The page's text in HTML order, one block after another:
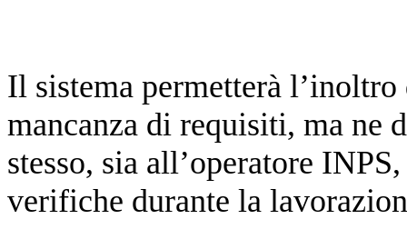
Il sistema permetterà
mancanza di requisiti, ma ne
stesso, sia all’operatore INPS,
verifiche durante la